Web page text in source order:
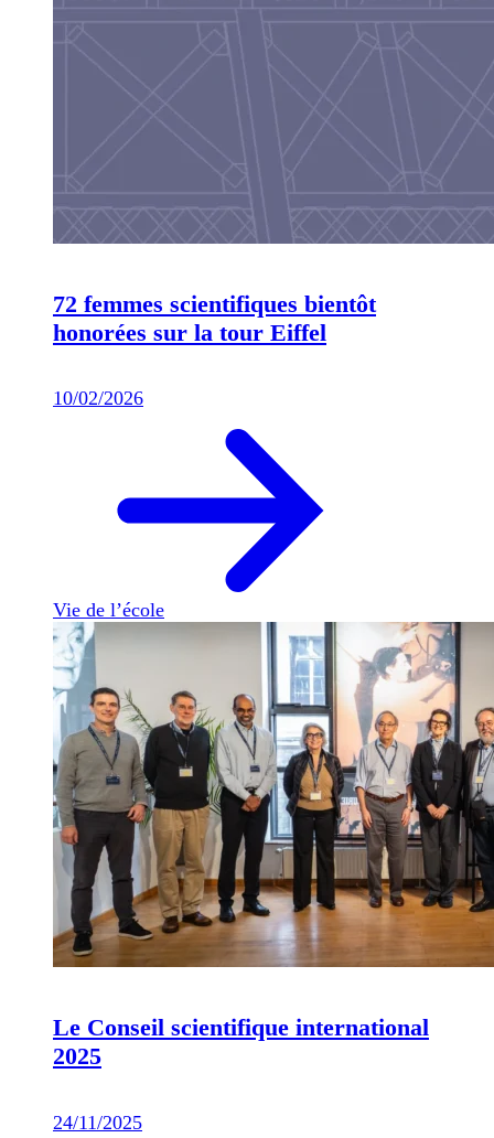
72 femmes scientifiques bientôt
honorées sur la tour Eiffel
10/02/2026
Vie de l’école
Le Conseil scientifique international
2025
24/11/2025